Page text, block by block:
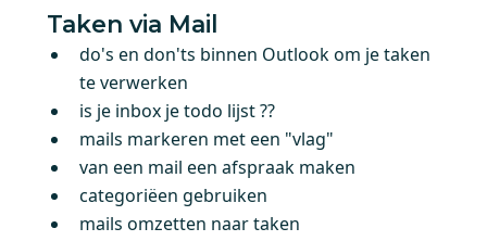
Taken via Mail
do's en don'ts binnen Outlook om je taken
te verwerken
is je inbox je todo lijst ??
mails markeren met een "vlag"
van een mail een afspraak maken
categoriëen gebruiken
mails omzetten naar taken